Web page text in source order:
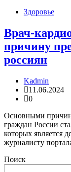
Здоровье
Врач-
причину
россиян
Kadmin
11.06.2024
0
Основными
граждан России
которых является
журналисту
Поиск